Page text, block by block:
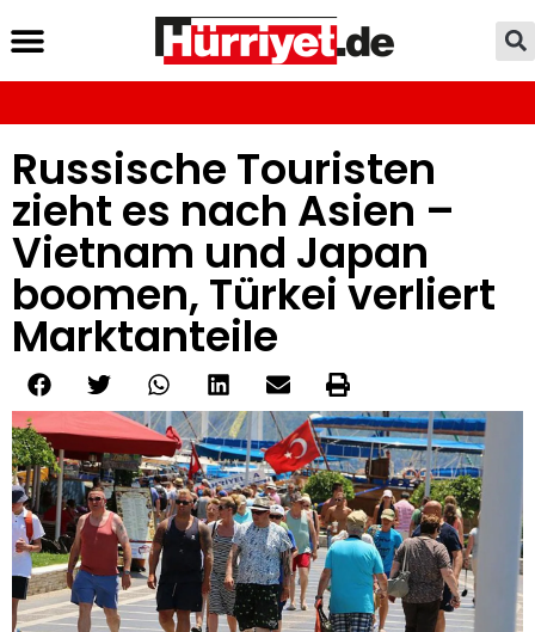
Russische Touristen
zieht es nach Asien –
Vietnam und Japan
boomen, Türkei verliert
Marktanteile